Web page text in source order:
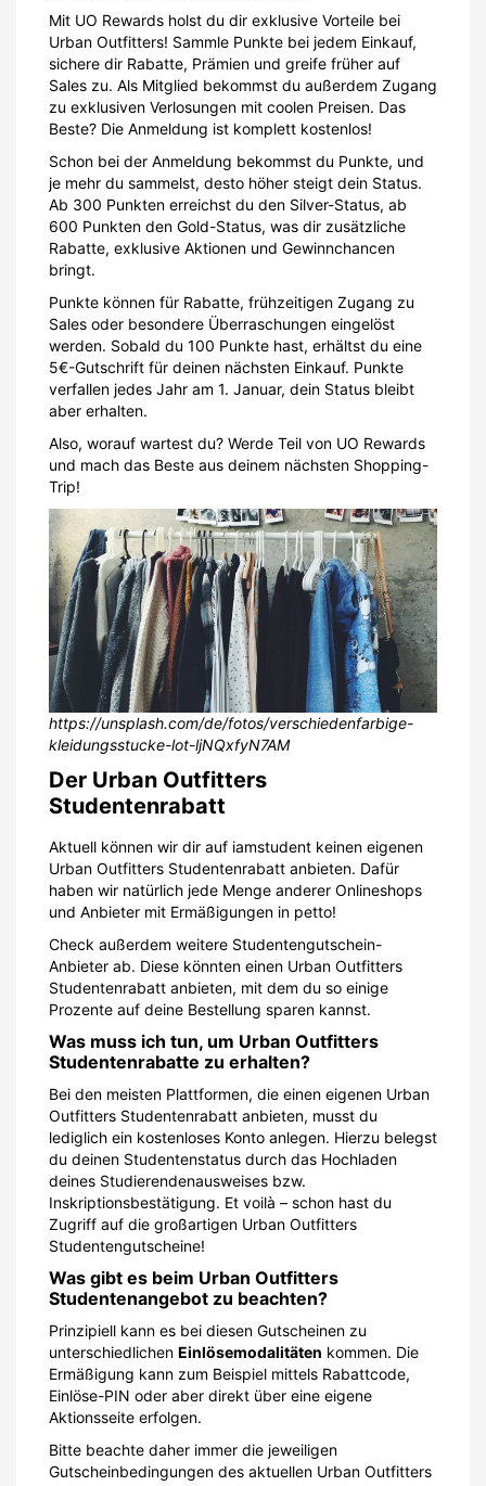
Mit UO Rewards holst du dir exklusive Vorteile bei
Urban Outfitters! Sammle Punkte bei jedem Einkauf,
sichere dir Rabatte, Prämien und greife früher auf
Sales zu. Als Mitglied bekommst du außerdem Zugang
zu exklusiven Verlosungen mit coolen Preisen. Das
Beste? Die Anmeldung ist komplett kostenlos!
Schon bei der Anmeldung bekommst du Punkte, und
je mehr du sammelst, desto höher steigt dein Status.
Ab 300 Punkten erreichst du den Silver-Status, ab
600 Punkten den Gold-Status, was dir zusätzliche
Rabatte, exklusive Aktionen und Gewinnchancen
bringt.
Punkte können für Rabatte, frühzeitigen Zugang zu
Sales oder besondere Überraschungen eingelöst
werden. Sobald du 100 Punkte hast, erhältst du eine
5€-Gutschrift für deinen nächsten Einkauf. Punkte
verfallen jedes Jahr am 1. Januar, dein Status bleibt
aber erhalten.
Also, worauf wartest du? Werde Teil von UO Rewards
und mach das Beste aus deinem nächsten Shopping-
Trip!
https://unsplash.com/de/fotos/verschiedenfarbige-
kleidungsstucke-lot-ljNQxfyN7AM
Der Urban Outfitters
Studentenrabatt
Aktuell können wir dir auf iamstudent keinen eigenen
Urban Outfitters Studentenrabatt anbieten. Dafür
haben wir natürlich jede Menge anderer Onlineshops
und Anbieter mit Ermäßigungen in petto!
Check außerdem weitere Studentengutschein-
Anbieter ab. Diese könnten einen Urban Outfitters
Studentenrabatt anbieten, mit dem du so einige
Prozente auf deine Bestellung sparen kannst.
Was muss ich tun, um Urban Outfitters
Studentenrabatte zu erhalten?
Bei den meisten Plattformen, die einen eigenen Urban
Outfitters Studentenrabatt anbieten, musst du
lediglich ein kostenloses Konto anlegen. Hierzu belegst
du deinen Studentenstatus durch das Hochladen
deines Studierendenausweises bzw.
Inskriptionsbestätigung. Et voilà – schon hast du
Zugriff auf die großartigen Urban Outfitters
Studentengutscheine!
Was gibt es beim Urban Outfitters
Studentenangebot zu beachten?
Prinzipiell kann es bei diesen Gutscheinen zu
unterschiedlichen Einlösemodalitäten kommen. Die
Ermäßigung kann zum Beispiel mittels Rabattcode,
Einlöse-PIN oder aber direkt über eine eigene
Aktionsseite erfolgen.
Bitte beachte daher immer die jeweiligen
Gutscheinbedingungen des aktuellen Urban Outfitters